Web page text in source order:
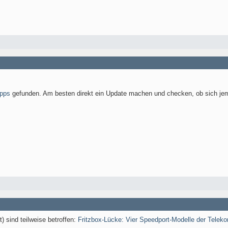
gefunden. Am besten direkt ein Update machen und checken, ob sich
sind teilweise betroffen: Fritzbox-Lücke: Vier Speedport-Modelle der